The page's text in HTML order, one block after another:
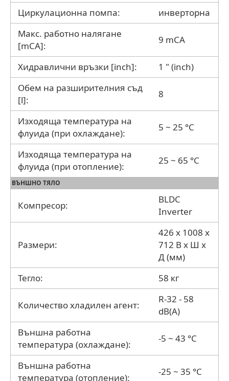
Циркулационна помпа:
инверторна
Макс. работно налягане
[mCA]:
9 mCA
Хидравлични връзки [inch]:
1 " (inch)
Обем на разширителния съд
[l]:
8
Изходяща температура на
флуида (при охлаждане):
5 ~ 25 °C
Изходяща температура на
флуида (при отопление):
25 ~ 65 °C
ВЪНШНО ТЯЛО
Компресор:
BLDC
Inverter
Размери:
426 x 1008 x
712 В x Ш x
Д (мм)
Тегло:
58 кг
Количество хладилен агент:
R-32 - 58
dB(A)
Външна работна
температура (охлаждане):
-5 ~ 43 °C
Външна работна
температура (отопление):
-25 ~ 35 °C